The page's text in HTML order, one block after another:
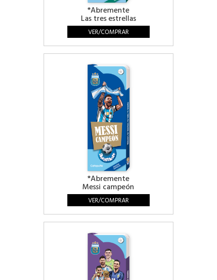
*Abremente
Las tres estrellas
VER/COMPRAR
*Abremente
Messi campeón
VER/COMPRAR